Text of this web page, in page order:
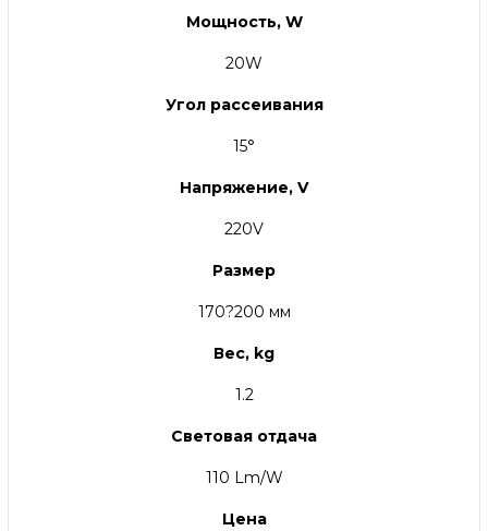
Мощность, W
20W
Угол рассеивания
15°
Напряжение, V
220V
Размер
170?200 мм
Вес, kg
1.2
Световая отдача
110 Lm/W
Цена